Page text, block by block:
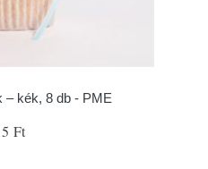
– kék, 8 db - PME
Ft